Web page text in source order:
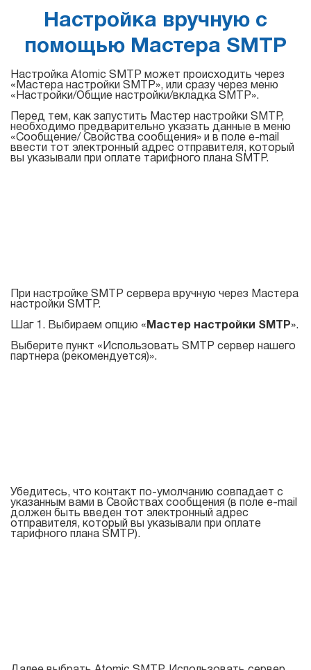
Настройка вручную с
помощью Мастера SMTP
Настройка Atomic SMTP может происходить через
«Мастера настройки SMTP», или сразу через меню
«Настройки/Общие настройки/вкладка SMTP».
Перед тем, как запустить Мастер настройки SMTP,
необходимо предварительно указать данные в меню
«Сообщение/ Свойства сообщения» и в поле e-mail
ввести тот электронный адрес отправителя, который
вы указывали при оплате тарифного плана SMTP.
При настройке SMTP сервера вручную через Мастера
настройки SMTP.
Шаг 1. Выбираем опцию « Мастер настройки SMTP».
Выберите пункт «Использовать SMTP сервер нашего
партнера (рекомендуется)».
Убедитесь, что контакт по-умолчанию совпадает с
указанным вами в Свойствах сообщения (в поле e-mail
должен быть введен тот электронный адрес
отправителя, который вы указывали при оплате
тарифного плана SMTP).